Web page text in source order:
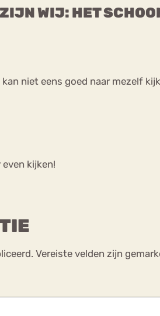
WIJ: HET
niet eens goed naar mezelf
kijken!
Vereiste velden zijn